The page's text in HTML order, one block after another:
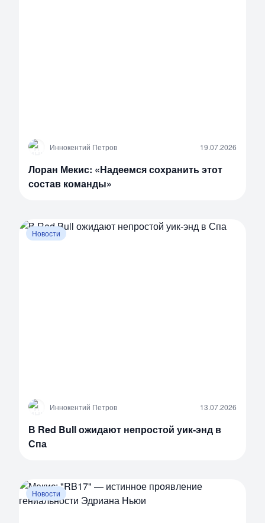
И Иннокентий Петров 19.07.2026
Лоран Мекис: «Надеемся сохранить этот
состав команды»
Новости
И Иннокентий Петров 13.07.2026
В Red Bull ожидают непростой уик-энд в
Спа
Новости